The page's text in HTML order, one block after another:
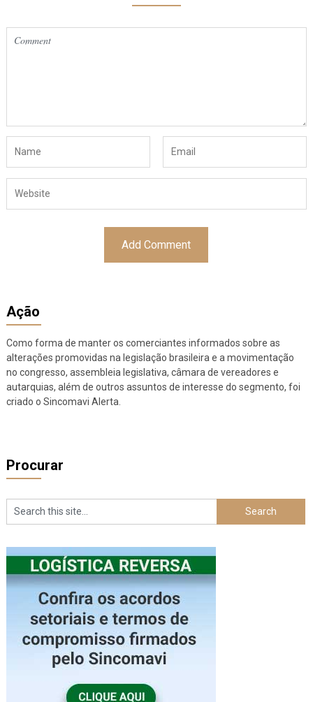
Ação
Como forma de manter os comerciantes informados sobre as
alterações promovidas na legislação brasileira e a movimentação
no congresso, assembleia legislativa, câmara de vereadores e
autarquias, além de outros assuntos de interesse do segmento, foi
criado o Sincomavi Alerta.
Procurar